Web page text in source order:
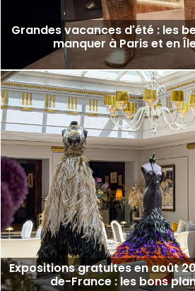
Grandes vacances d'été : les
manquer à Paris et en
Expositions gratuites en août
de-France : les bons